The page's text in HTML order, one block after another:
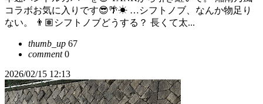
コラボお気に入りです😎🌴☀ …シフトノブ、なんか物足り
ない。 👨🏽シフトノブどうする？ 長くて太...
thumb_up 67
comment0
2026/02/15 12:13